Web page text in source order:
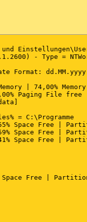
B96B-
2B13-
-
Inc. -
Microsystems,
-
- Unknown owner -
-
- Type =
Format: dd.MM.yyyy
| 74,00%
Paging File free
= C:\Programme
Space Free |
Space Free |
Space Free |
Free | Partition